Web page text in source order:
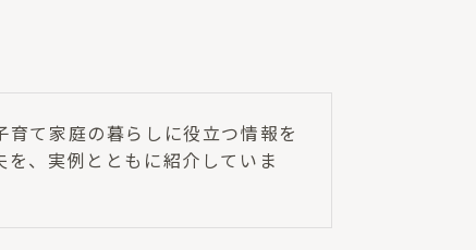
て家庭の暮らしに役立つ情報を
、実例とともに紹介していま